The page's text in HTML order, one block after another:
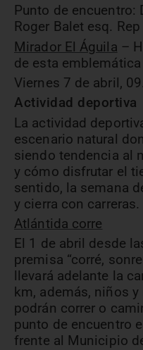
Punto de encuentro:
Roger Balet esq.
Mirador El Águila –
de esta
Viernes 7 de abril,
Actividad deportiva
La actividad
escenario natural
siendo tendencia al
y cómo disfrutar el
sentido, la semana
y cierra con carreras.
Atlántida corre
El 1 de abril desde
premisa “corré,
llevará adelante la
km, además, niños
podrán correr o
punto de encuentro
frente al Municipio